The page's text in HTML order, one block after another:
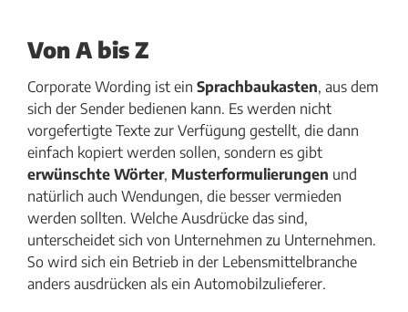
Von A bis Z
Corporate Wording ist ein Sprachbaukasten, aus dem
sich der Sender bedienen kann. Es werden nicht
vorgefertigte Texte zur Verfügung gestellt, die dann
einfach kopiert werden sollen, sondern es gibt
erwünschte Wörter, Musterformulierungen und
natürlich auch Wendungen, die besser vermieden
werden sollten. Welche Ausdrücke das sind,
unterscheidet sich von Unternehmen zu Unternehmen.
So wird sich ein Betrieb in der Lebensmittelbranche
anders ausdrücken als ein Automobilzulieferer.